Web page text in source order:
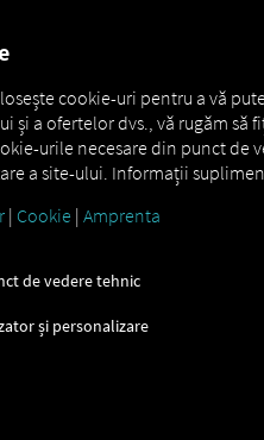
cookie-uri pentru a vă
și a ofertelor dvs., vă rugăm
urile necesare din punct de
a site-ului. Informații
| Cookie | Amprenta
de vedere tehnic
și personalizare